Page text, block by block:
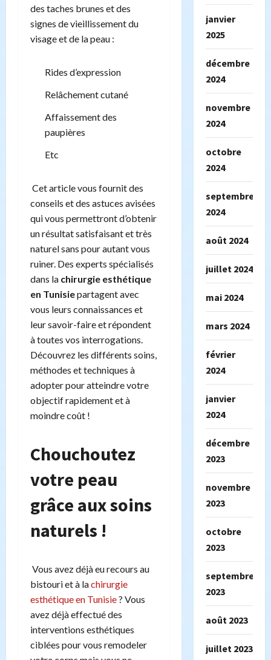
des taches brunes et des
signes de vieillissement du
visage et de la peau :
Rides d’expression
Relâchement cutané
Affaissement des
paupières
Etc
Cet article vous fournit des
conseils et des astuces avisées
qui vous permettront d’obtenir
un résultat satisfaisant et très
naturel sans pour autant vous
ruiner. Des experts spécialisés
dans la chirurgie esthétique
en Tunisiepartagent avec
vous leurs connaissances et
leur savoir-faire et répondent
à toutes vos interrogations.
Découvrez les différents soins,
méthodes et techniques à
adopter pour atteindre votre
objectif rapidement et à
moindre coût !
Chouchoutez
votre peau
grâce aux soins
naturels !
Vous avez déjà eu recours au
bistouri et à lachirurgie
esthétique en Tunisie? Vous
avez déjà effectué des
interventions esthétiques
ciblées pour vous remodeler
janvier
2025
décembre
2024
novembre
2024
octobre
2024
septembre
2024
août 2024
juillet 2024
mai 2024
mars 2024
février
2024
janvier
2024
décembre
2023
novembre
2023
octobre
2023
septembre
2023
août 2023
juillet 2023